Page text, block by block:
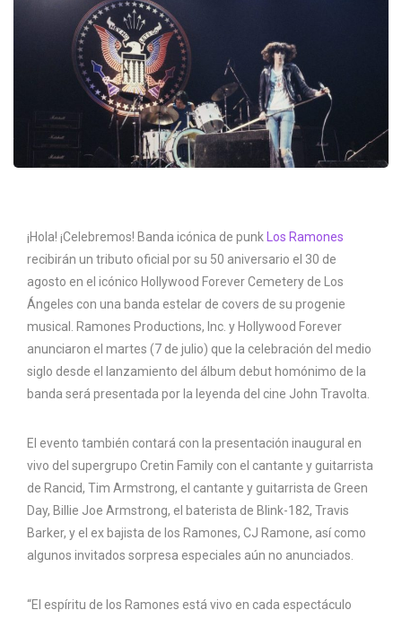
¡Hola! ¡Celebremos! Banda icónica de punk Los Ramones
recibirán un tributo oficial por su 50 aniversario el 30 de
agosto en el icónico Hollywood Forever Cemetery de Los
Ángeles con una banda estelar de covers de su progenie
musical. Ramones Productions, Inc. y Hollywood Forever
anunciaron el martes (7 de julio) que la celebración del medio
siglo desde el lanzamiento del álbum debut homónimo de la
banda será presentada por la leyenda del cine John Travolta.
El evento también contará con la presentación inaugural en
vivo del supergrupo Cretin Family con el cantante y guitarrista
de Rancid, Tim Armstrong, el cantante y guitarrista de Green
Day, Billie Joe Armstrong, el baterista de Blink-182, Travis
Barker, y el ex bajista de los Ramones, CJ Ramone, así como
algunos invitados sorpresa especiales aún no anunciados.
“El espíritu de los Ramones está vivo en cada espectáculo